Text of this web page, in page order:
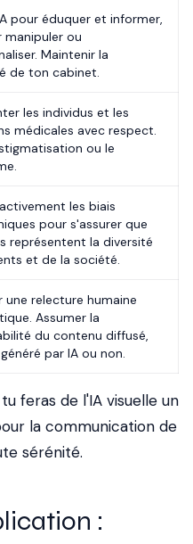
pour éduquer et informer,
manipuler ou
Maintenir la
de ton cabinet.
les individus et les
médicales avec respect.
ou le
les biais
pour s'assurer que
représentent la diversité
et de la société.
une relecture humaine
Assumer la
du contenu diffusé,
par IA ou non.
feras de l'IA visuelle un
la communication de
sérénité.
: